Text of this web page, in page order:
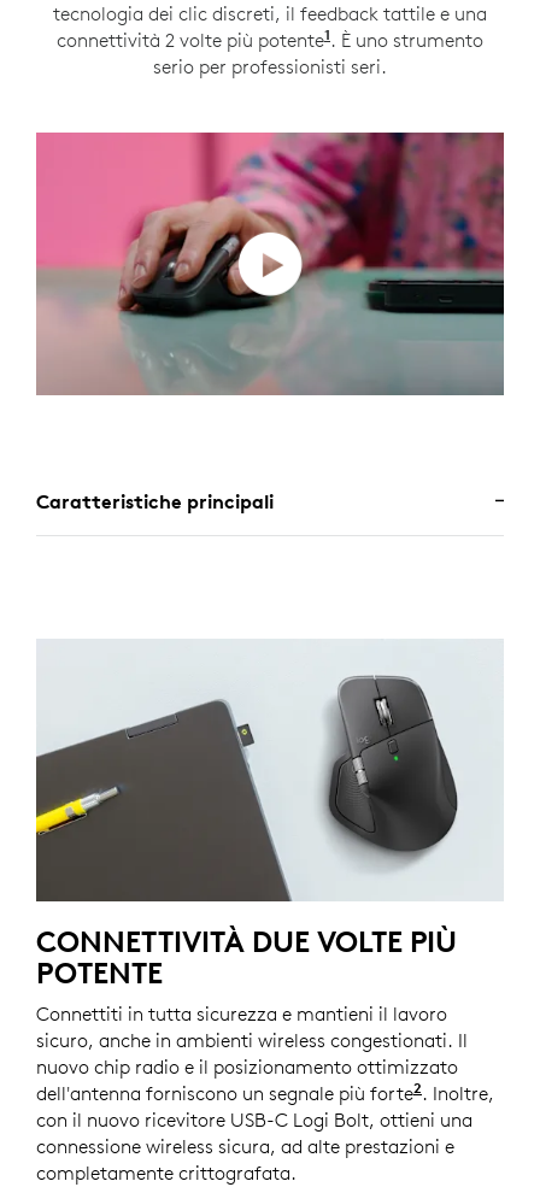
tecnologia dei clic discreti, il feedback tattile e una
connettività 2 volte più potente1 rispetto a MX Master
. È uno strumento
serio per professionisti seri.
Caratteristiche principali
CONNETTIVITÀ DUE VOLTE PIÙ
POTENTE
Connettiti in tutta sicurezza e mantieni il lavoro
sicuro, anche in ambienti wireless congestionati. Il
nuovo chip radio e il posizionamento ottimizzato
dell'antenna forniscono un segnale più forte2 Rispetto a
. Inoltre,
con il nuovo ricevitore USB-C Logi Bolt, ottieni una
connessione wireless sicura, ad alte prestazioni e
completamente crittografata.